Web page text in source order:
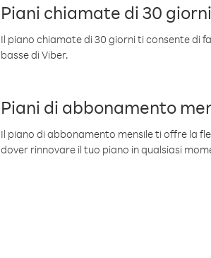
Piani chiamate di 30 giorni
Il piano chiamate di 30 giorni ti consente di
basse di Viber.
Piani di abbonamento
Il piano di abbonamento mensile ti offre la
dover rinnovare il tuo piano in qualsiasi